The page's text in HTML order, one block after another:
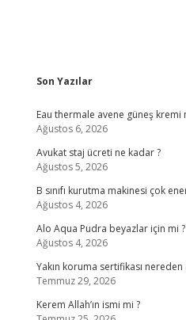
Sidebar
Son Yazılar
Eau thermale avene güneş kremi
Ağustos 6, 2026
Avukat staj ücreti ne kadar ?
Ağustos 5, 2026
B sınıfı kurutma makinesi çok
Ağustos 4, 2026
Alo Aqua Pudra beyazlar için mi ?
Ağustos 4, 2026
Yakın koruma sertifikası nereden
Temmuz 29, 2026
Kerem Allah’ın ismi mi ?